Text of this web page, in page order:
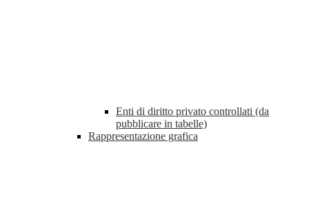
Enti di diritto privato controllati (da
pubblicare in tabelle)
Rappresentazione grafica